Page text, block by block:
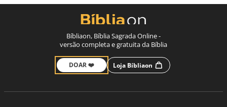
Bíbliaon, Bíblia Sagrada Online -
versão completa e gratuita da Bíblia
DOAR ❤️ Loja Bíbliaon